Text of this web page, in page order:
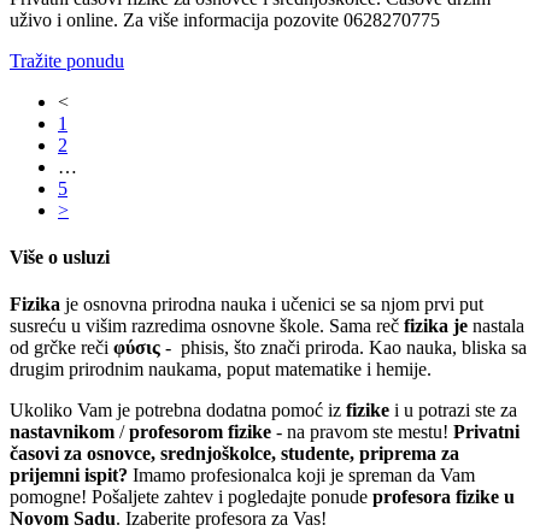
uživo i online. Za više informacija pozovite 0628270775
Tražite ponudu
<
1
2
…
5
>
Više o usluzi
Fizika je osnovna prirodna nauka i učenici se sa njom prvi put
susreću u višim razredima osnovne škole. Sama reč fizika je nastala
od grčke reči φύσις - phisis, što znači priroda. Kao nauka, bliska sa
drugim prirodnim naukama, poput matematike i hemije.
Ukoliko Vam je potrebna dodatna pomoć iz fizike i u potrazi ste za
nastavnikom /profesorom fizike - na pravom ste mestu! Privatni
časovi za osnovce, srednjoškolce, studente, priprema za
prijemni ispit? Imamo profesionalca koji je spreman da Vam
pomogne! Pošaljete zahtev i pogledajte ponude profesora fizike u
Novom Sadu. Izaberite profesora za Vas!